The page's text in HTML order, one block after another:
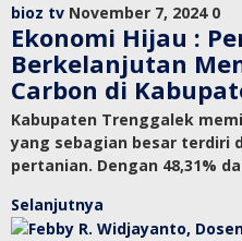
bioz tv November 7, 2024 0
Ekonomi Hijau :
Berkelanjutan
Carbon di
Kabupaten Trenggalek
yang sebagian besar terdiri
pertanian. Dengan 48,31%
Selanjutnya